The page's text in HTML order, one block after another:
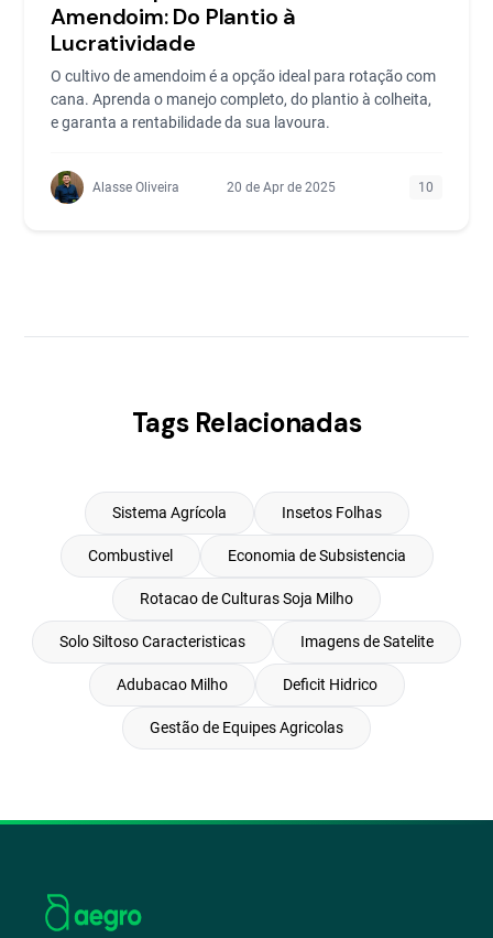
Amendoim: Do Plantio à
Lucratividade
O cultivo de amendoim é a opção ideal para rotação com
cana. Aprenda o manejo completo, do plantio à colheita,
e garanta a rentabilidade da sua lavoura.
Alasse Oliveira 20 de Apr de 2025 10
Tags Relacionadas
Sistema Agrícola Insetos Folhas
Combustivel Economia de Subsistencia
Rotacao de Culturas Soja Milho
Solo Siltoso Caracteristicas Imagens de Satelite
Adubacao Milho Deficit Hidrico
Gestão de Equipes Agricolas